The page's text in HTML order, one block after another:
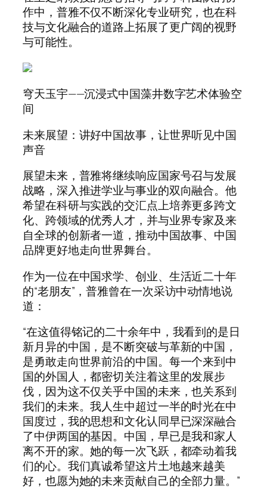
作中，普雅不仅不断深化专业研究，也在科
技与文化融合的道路上拓展了更广阔的视野
与可能性。
穹天玉宇——沉浸式中国藻井数字艺术体验空
间
未来展望：讲好中国故事，让世界听见中国
声音
展望未来，普雅将继续响应国家号召与发展
战略，深入推进学业与事业的双向融合。他
希望在科研与实践的交汇点上培养更多跨文
化、跨领域的优秀人才，并与业界专家及来
自全球的创新者一道，推动中国故事、中国
品牌更好地走向世界舞台。
作为一位在中国求学、创业、生活近二十年
的“老朋友”，普雅曾在一次采访中动情地说
道：
“在这值得铭记的二十余年中，我看到的是日
新月异的中国，是不断突破与革新的中国，
是勇敢走向世界前沿的中国。每一个来到中
国的外国人，都密切关注着这里的发展步
伐，因为这不仅关乎中国的未来，也关系到
我们的未来。我人生中超过一半的时光在中
国度过，我的思想和文化认同早已深深融合
了中伊两国的基因。中国，早已是我和家人
离不开的家。她的每一次飞跃，都牵动着我
们的心。我们真诚希望这片土地越来越美
好，也愿为她的未来贡献自己的全部力量。”